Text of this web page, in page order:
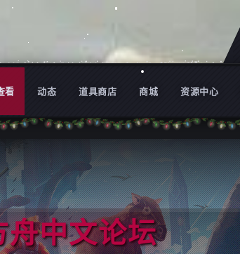
看 动态 道具商店 商城 资源中心
中文论坛